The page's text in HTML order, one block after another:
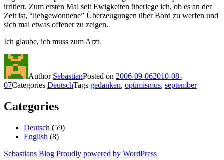
irritiert. Zum ersten Mal seit Ewigkeiten überlege ich, ob es an der
Zeit ist, “liebgewonnene” Überzeugungen über Bord zu werfen und
sich mal etwas offener zu zeigen.
Ich glaube, ich muss zum Arzt.
Author SebastianPosted on 2006-09-062010-08-
07Categories DeutschTags gedanken, optimismus, september
Categories
Deutsch (59)
English (8)
Sebastians Blog Proudly powered by WordPress